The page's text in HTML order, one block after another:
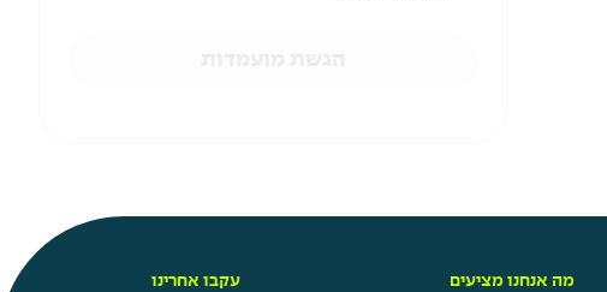
מה אנחנו מציעים עקבו אחרינו